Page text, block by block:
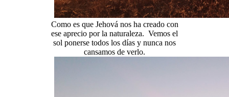
Como es que Jehová nos ha creado con
ese aprecio por la naturaleza. Vemos el
sol ponerse todos los días y nunca nos
cansamos de verlo.